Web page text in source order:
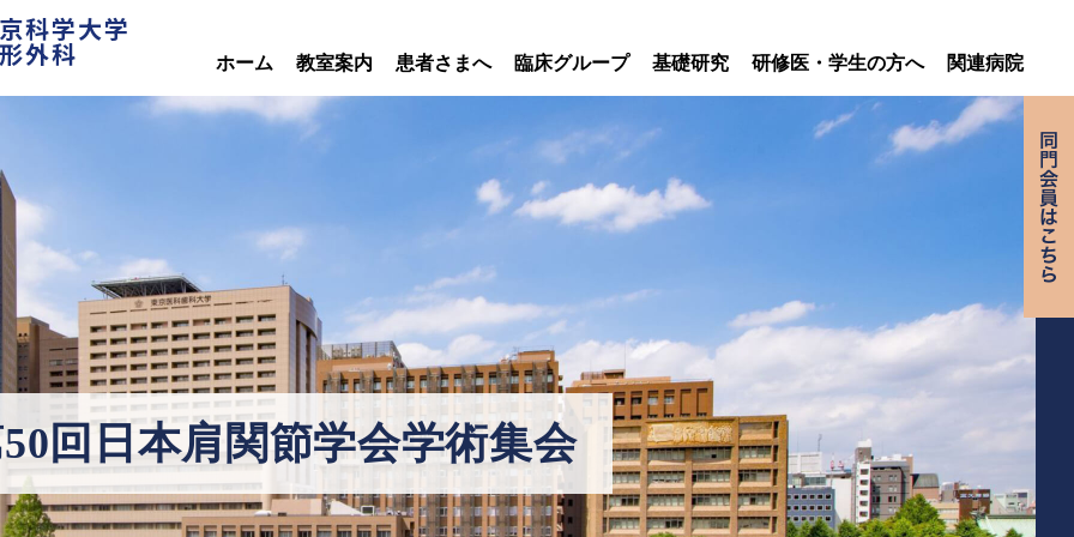
科学大学
外科 ホーム 教室案内 患者さまへ 臨床グループ 基礎研究 研修医・学生の方へ 関連病院
回日本肩関節学会学術集会